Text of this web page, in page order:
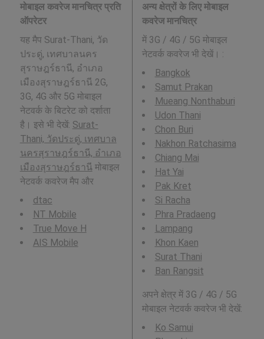
मोबाइल कवरेज मानचित्र प्रति
ऑपरेटर
यह मैप Surat-Thani, วัด
ประดู่, เทศบาลนคร
สุราษฎร์ธานี, อำเภอ
เมืองสุราษฎร์ธานี 2G,
3G, 4G और 5G मोबाइल
नेटवर्क के बिटरेट को दर्शाता
है। इसे भी देखें: Surat-
Thani, วัดประดู่, เทศบาล
นครสุราษฎร์ธานี, อำเภอ
เมืองสุราษฎร์ธานี मोबाइल
नेटवर्क कवरेज मैप और
dtac
NT Mobile
True Move H
AIS Mobile
अन्य क्षेत्रों के लिए मोबाइल
कवरेज मानचित्र
में 3G / 4G / 5G मोबाइल
नेटवर्क कवरेज भी देखें। :
Bangkok
Samut Prakan
Mueang Nonthaburi
Udon Thani
Chon Buri
Nakhon Ratchasima
Chiang Mai
Hat Yai
Pak Kret
Si Racha
Phra Pradaeng
Lampang
Khon Kaen
Surat Thani
Ban Rangsit
अपने क्षेत्र में 3G / 4G / 5G
मोबाइल नेटवर्क कवरेज भी देखें:
Ko Samui